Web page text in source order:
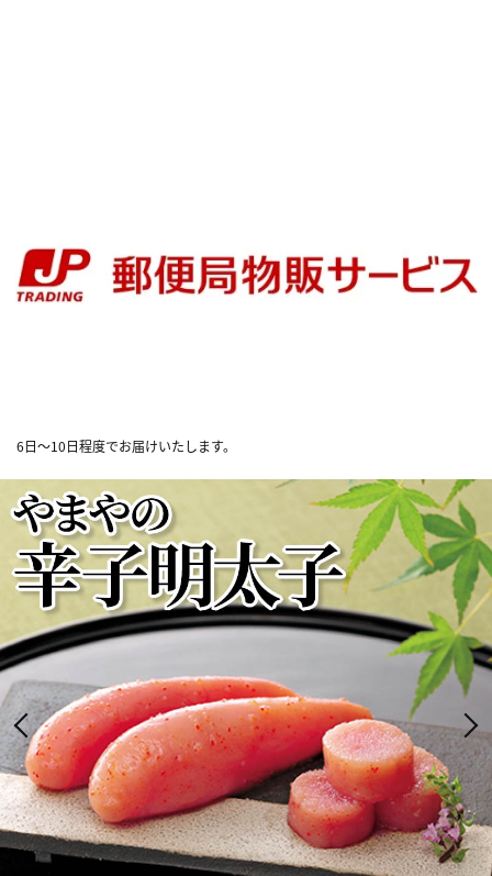
6日～10日程度でお届けいたします。